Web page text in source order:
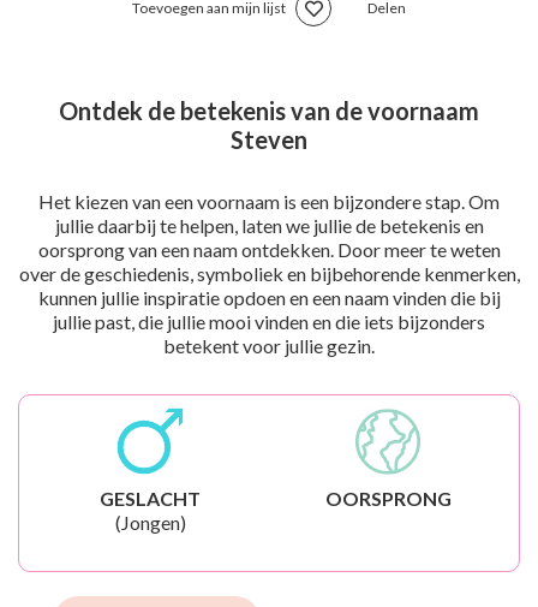
Toevoegen aan mijn lijst Delen
Ontdek de betekenis van de voornaam
Steven
Het kiezen van een voornaam is een bijzondere stap. Om
jullie daarbij te helpen, laten we jullie de betekenis en
oorsprong van een naam ontdekken. Door meer te weten
over de geschiedenis, symboliek en bijbehorende kenmerken,
kunnen jullie inspiratie opdoen en een naam vinden die bij
jullie past, die jullie mooi vinden en die iets bijzonders
betekent voor jullie gezin.
GESLACHT
(Jongen)
OORSPRONG